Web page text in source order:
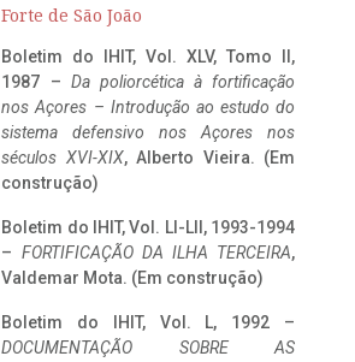
Forte de São João
Boletim do IHIT, Vol. XLV, Tomo II,
1987 – Da poliorcética à fortificação
nos Açores – Introdução ao estudo do
sistema defensivo nos Açores nos
séculos XVI-XIX, Alberto Vieira. (Em
construção)
Boletim do IHIT, Vol. LI-LII, 1993-1994
– FORTIFICAÇÃO DA ILHA TERCEIRA,
Valdemar Mota. (Em construção)
Boletim do IHIT, Vol. L, 1992 –
DOCUMENTAÇÃO SOBRE AS